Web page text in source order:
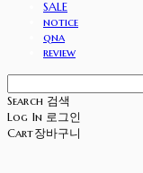
SALE
notice
qna
review
Search 검색
Log In 로그인
Cart장바구니